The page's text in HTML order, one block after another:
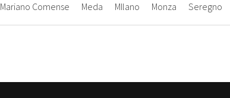
Mariano Comense Meda MIlano Monza Seregno